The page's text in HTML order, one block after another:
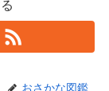
おさかな図鑑